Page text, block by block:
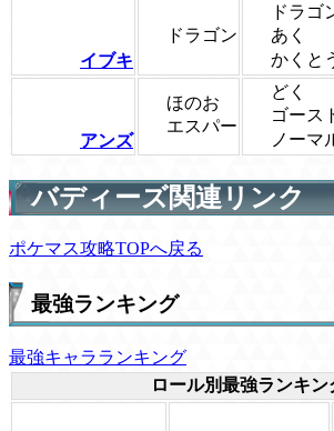
イブキ
ドラゴン
ドラゴ
あく
かくと
アンズ
ほのお
エスパー
どく
ゴース
ノーマ
バディーズ関連リンク
ポケマス攻略TOPへ戻る
最強ランキング
最強キャラランキング
ロール別最強ランキン